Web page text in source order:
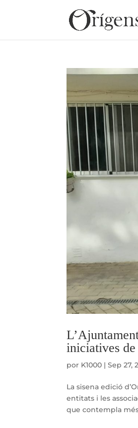
iniciatives
por K1000 |Sep 27,
La sisena edició
entitats i les
que contempla